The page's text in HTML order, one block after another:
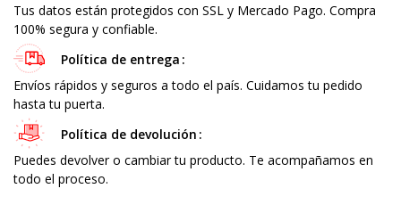
Tus datos están protegidos con SSL y Mercado Pago. Compra
100% segura y confiable.
Política de entrega
Envíos rápidos y seguros a todo el país. Cuidamos tu pedido
hasta tu puerta.
Política de devolución
Puedes devolver o cambiar tu producto. Te acompañamos en
todo el proceso.